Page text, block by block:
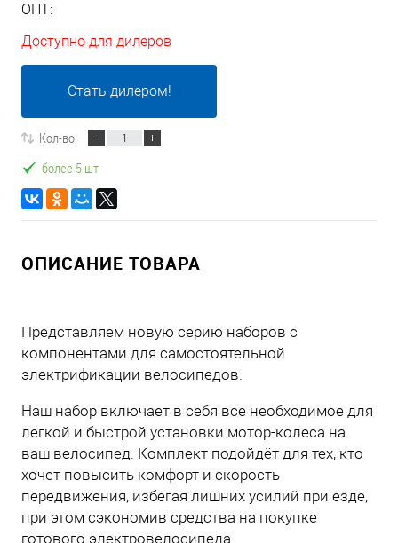
ОПТ:
Доступно для дилеров
Стать дилером!
Кол-во:
более 5 шт
ОПИСАНИЕ ТОВАРА
Представляем новую серию наборов с
компонентами для самостоятельной
электрификации велосипедов.
Наш набор включает в себя все необходимое для
легкой и быстрой установки мотор-колеса на
ваш велосипед. Комплект подойдёт для тех, кто
хочет повысить комфорт и скорость
передвижения, избегая лишних усилий при езде,
при этом сэкономив средства на покупке
готового электровелосипеда.